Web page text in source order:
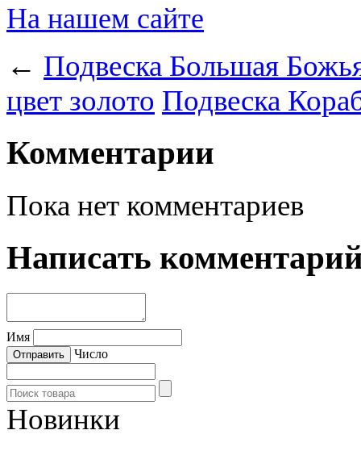
На нашем сайте
← Подвеска Большая
цвет золото Подвеска
Комментарии
Пока нет комментариев
Написать
Имя
Число
Новинки